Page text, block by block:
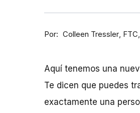
Por Colleen Tressler
Aquí tenemos una
Te dicen que puedes
exactamente una